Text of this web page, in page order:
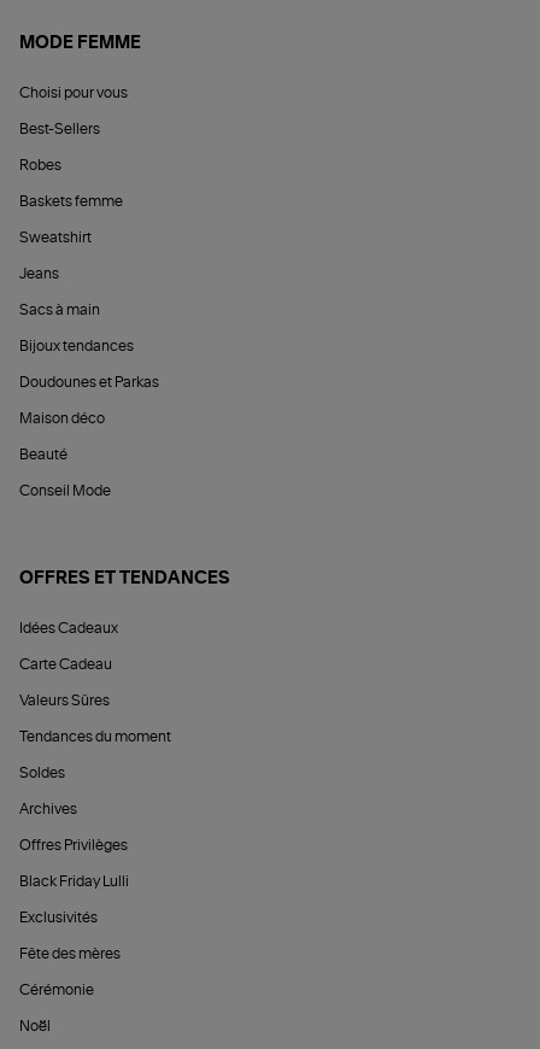
MODE FEMME
Choisi pour vous
Best-Sellers
Robes
Baskets femme
Sweatshirt
Jeans
Sacs à main
Bijoux tendances
Doudounes et Parkas
Maison déco
Beauté
Conseil Mode
OFFRES ET TENDANCES
Idées Cadeaux
Carte Cadeau
Valeurs Sûres
Tendances du moment
Soldes
Archives
Offres Privilèges
Black Friday Lulli
Exclusivités
Fête des mères
Cérémonie
Noël